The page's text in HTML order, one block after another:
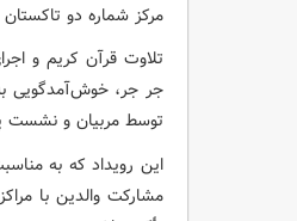
مرکز شماره دو
تلاوت قرآن کریم و
جر جر، خوش‌آمدگویی
توسط مربیان و نشست
مشارکت والدین با